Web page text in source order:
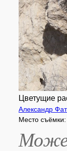
Цветущие
Александр
Место съёмки: